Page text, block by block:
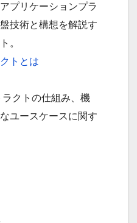
プリケーションプラ
技術と構想を解説す
。
トとは
クトの仕組み、機
ユースケースに関す